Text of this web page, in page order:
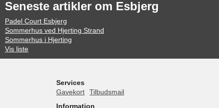
Seneste artikler om Esbjerg
Padel Court Esbjerg
Sommerhus ved Hjerting Strand
Sommerhus i Hjerting
Vis liste
Services
Gavekort
Tilbudsmail
Information